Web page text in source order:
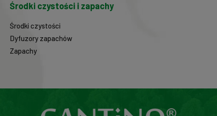
Środki czystości i zapachy
Środki czystości
Dyfuzory zapachów
Zapachy